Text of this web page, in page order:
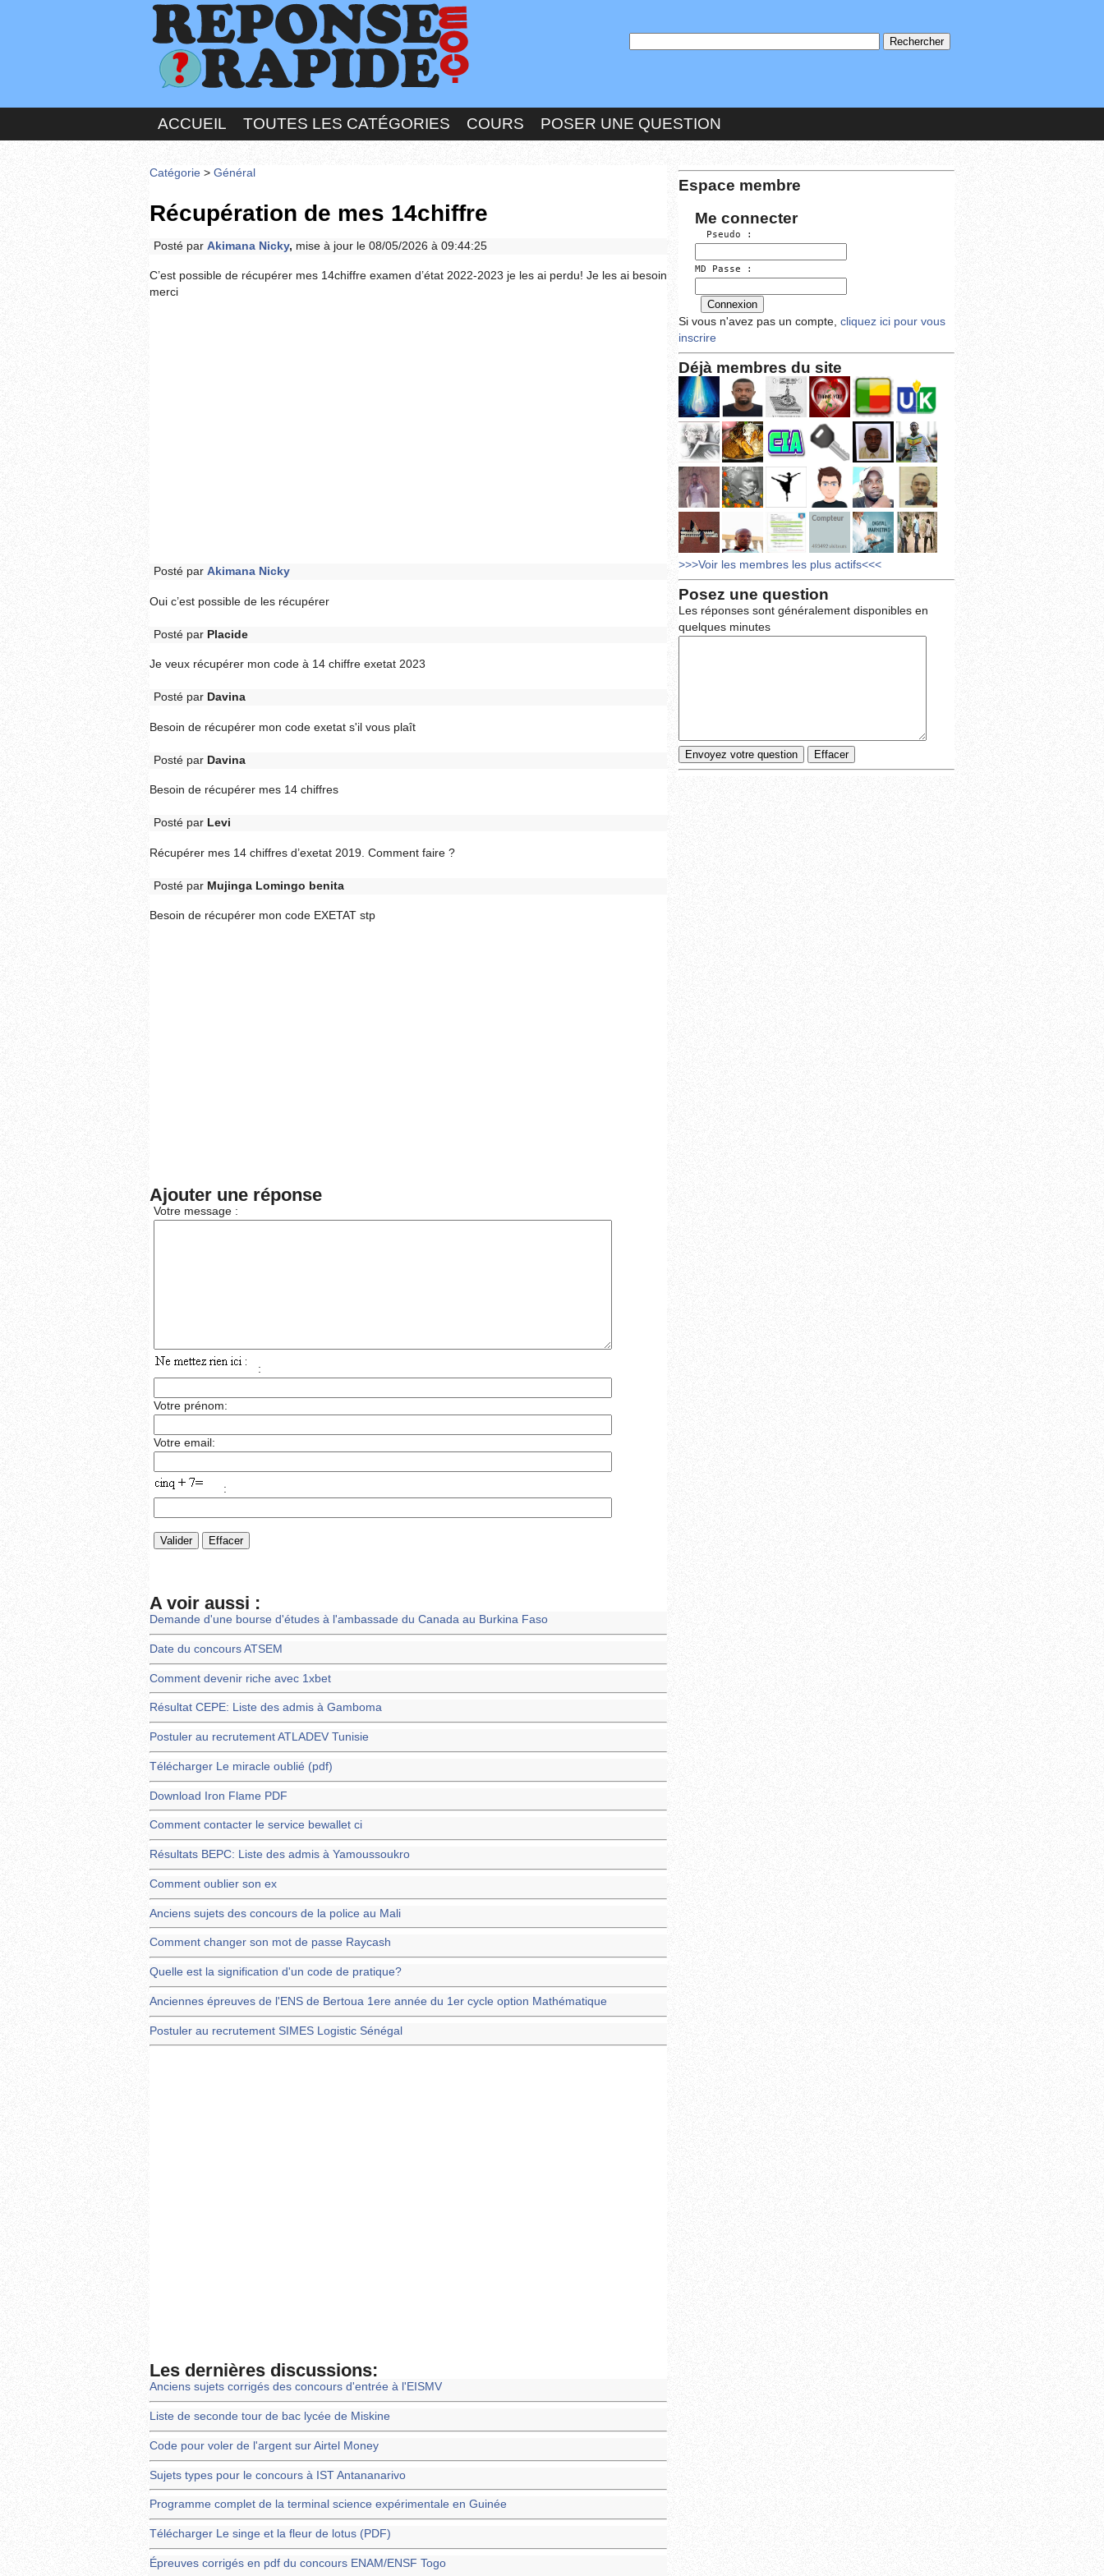
ACCUEIL TOUTES LES CATÉGORIES COURS POSER UNE QUESTION
Catégorie > Général
Récupération de mes 14chiffre
Posté par Akimana Nicky, mise à jour le 08/05/2026 à 09:44:25
C’est possible de récupérer mes 14chiffre examen d’état 2022-2023 je les ai perdu! Je les ai besoin
merci
Posté par Akimana Nicky
Oui c’est possible de les récupérer
Posté par Placide
Je veux récupérer mon code à 14 chiffre exetat 2023
Posté par Davina
Besoin de récupérer mon code exetat s'il vous plaît
Posté par Davina
Besoin de récupérer mes 14 chiffres
Posté par Levi
Récupérer mes 14 chiffres d’exetat 2019. Comment faire ?
Posté par Mujinga Lomingo benita
Besoin de récupérer mon code EXETAT stp
Ajouter une réponse
Votre message :
:
Votre prénom:
Votre email:
:
A voir aussi :
Demande d'une bourse d'études à l'ambassade du Canada au Burkina Faso
Date du concours ATSEM
Comment devenir riche avec 1xbet
Résultat CEPE: Liste des admis à Gamboma
Postuler au recrutement ATLADEV Tunisie
Télécharger Le miracle oublié (pdf)
Download Iron Flame PDF
Comment contacter le service bewallet ci
Résultats BEPC: Liste des admis à Yamoussoukro
Comment oublier son ex
Anciens sujets des concours de la police au Mali
Comment changer son mot de passe Raycash
Quelle est la signification d'un code de pratique?
Anciennes épreuves de l'ENS de Bertoua 1ere année du 1er cycle option Mathématique
Postuler au recrutement SIMES Logistic Sénégal
Les dernières discussions:
Anciens sujets corrigés des concours d'entrée à l'EISMV
Liste de seconde tour de bac lycée de Miskine
Code pour voler de l'argent sur Airtel Money
Sujets types pour le concours à IST Antananarivo
Programme complet de la terminal science expérimentale en Guinée
Télécharger Le singe et la fleur de lotus (PDF)
Épreuves corrigés en pdf du concours ENAM/ENSF Togo
Espace membre
Me connecter
  Pseudo :
MD Passe :
Si vous n'avez pas un compte, cliquez ici pour vous
inscrire
Déjà membres du site
>>>Voir les membres les plus actifs<<<
Posez une question
Les réponses sont généralement disponibles en
quelques minutes